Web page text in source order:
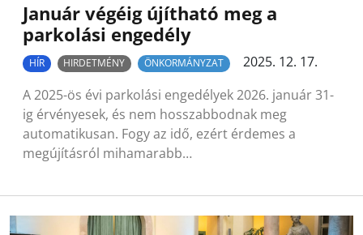
Január végéig újítható meg a
parkolási engedély
HÍR HIRDETMÉNY ÖNKORMÁNYZAT
2025. 12. 17.
A 2025-ös évi parkolási engedélyek 2026. január 31-
ig érvényesek, és nem hosszabbodnak meg
automatikusan. Fogy az idő, ezért érdemes a
megújításról mihamarabb…